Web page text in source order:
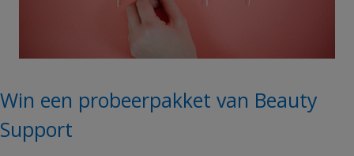
Win een probeerpakket van Beauty
Support